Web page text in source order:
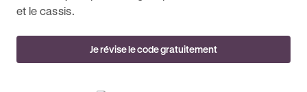
et le cassis.
Je révise le code gratuitement